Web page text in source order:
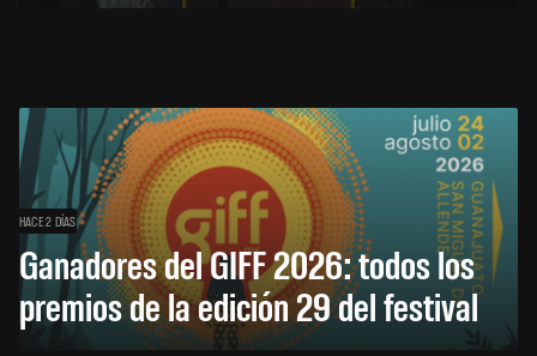
HACE 2 DÍAS
Ganadores del GIFF 2026: todos los
premios de la edición 29 del festival